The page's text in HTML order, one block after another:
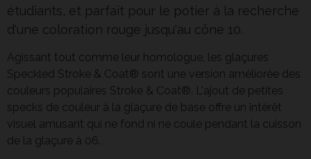
étudiants, et parfait pour le potier à la recherche
d'une coloration rouge jusqu'au cône 10.
Agissant tout comme leur homologue, les glaçures
Speckled Stroke & Coat® sont une version améliorée des
couleurs populaires Stroke & Coat®. L'ajout de petites
specks de couleur à la glaçure de base offre un intérêt
visuel amusant qui ne fond ni ne coule pendant la cuisson
de la glaçure à 06.